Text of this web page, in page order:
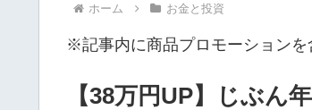
ホーム お金と投資
※記事内に商品プロモーションを
【38万円UP】じぶん